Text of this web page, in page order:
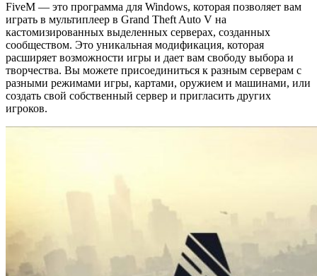
FiveM — это программа для Windows, которая позволяет вам
играть в мультиплеер в Grand Theft Auto V на
кастомизированных выделенных серверах, созданных
сообществом. Это уникальная модификация, которая
расширяет возможности игры и дает вам свободу выбора и
творчества. Вы можете присоединиться к разным серверам с
разными режимами игры, картами, оружием и машинами, или
создать свой собственный сервер и пригласить других
игроков.